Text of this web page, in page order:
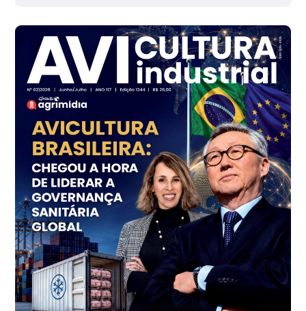
Ovo Branco - Regional
Branco
R$ 144,99
cx
Ovo Vermelho - Regional
Grande São Paulo (SP)
R$ 153,38
cx
Ovo Vermelho - Regional
Vermelho
R$ 156,33
cx
Ovo Branco - Regional
Bastos (SP)
R$ 134,40